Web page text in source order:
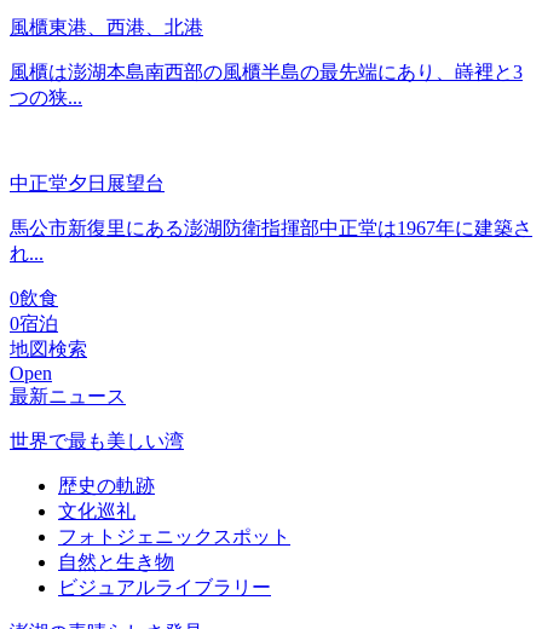
風櫃東港、西港、北港
風櫃は澎湖本島南西部の風櫃半島の最先端にあり、嵵裡と3
つの狭...
中正堂夕日展望台
馬公市新復里にある澎湖防衛指揮部中正堂は1967年に建築さ
れ...
0飲食
0宿泊
地図検索
Open
最新ニュース
世界で最も美しい湾
歴史の軌跡
文化巡礼
フォトジェニックスポット
自然と生き物
ビジュアルライブラリー